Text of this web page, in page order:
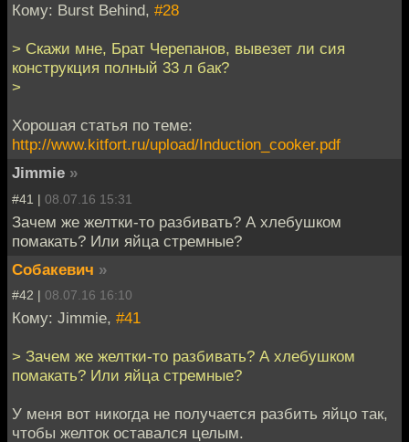
Кому: Burst Behind, #28
> Скажи мне, Брат Черепанов, вывезет ли сия
конструкция полный 33 л бак?
>
Хорошая статья по теме:
http://www.kitfort.ru/upload/Induction_cooker.pdf
Jimmie »
#41 | 08.07.16 15:31
Зачем же желтки-то разбивать? А хлебушком
помакать? Или яйца стремные?
Собакевич »
#42 | 08.07.16 16:10
Кому: Jimmie, #41
> Зачем же желтки-то разбивать? А хлебушком
помакать? Или яйца стремные?
У меня вот никогда не получается разбить яйцо так,
чтобы желток оставался целым.